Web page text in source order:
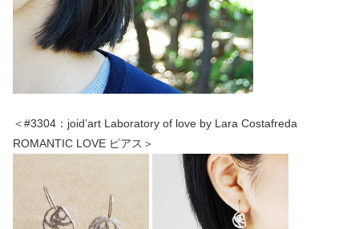
＜#3304：joid’art Laboratory of love by Lara Costafreda
ROMANTIC LOVE ピアス＞